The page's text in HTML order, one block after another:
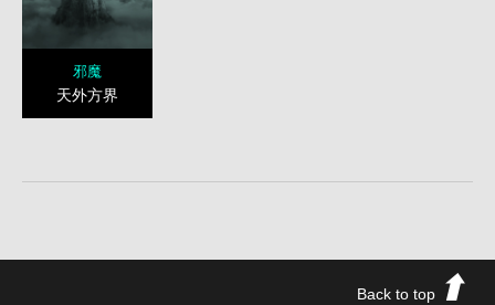
邪魔
天外方界
Back to top